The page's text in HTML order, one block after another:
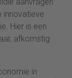
innovatieve
Hier is een
afkomstig
in